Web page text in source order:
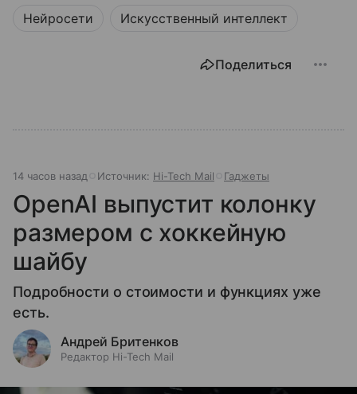
Нейросети Искусственный интеллект
Поделиться
14 часов назад Источник: Hi-Tech Mail Гаджеты
OpenAI выпустит колонку
размером с хоккейную
шайбу
Подробности о стоимости и функциях уже
есть.
Андрей Бритенков
Редактор Hi-Tech Mail